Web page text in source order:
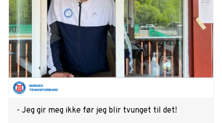
- Jeg gir meg ikke før jeg blir tvunget til det!